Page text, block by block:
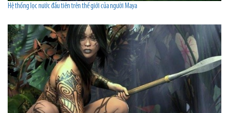
Hệ thống lọc nước đầu tiên trên thế giới của người Maya